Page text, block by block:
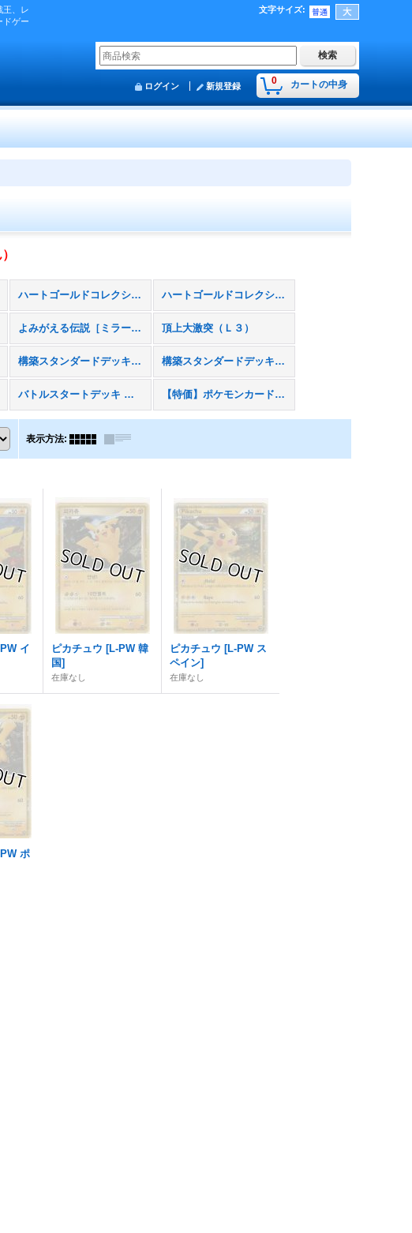
王、レ
ドゲー
文字サイズ:
0 カートの中身
ログイン 新規登録
ハートゴールドコレクション（Ｌ１） ハートゴールドコレクション［ミラー］（Ｌ１）
よみがえる伝説［ミラー］（Ｌ２） 頂上大激突（Ｌ３）
構築スタンダードデッキ「バンギラス悪」 構築スタンダードデッキ「ハガネール鋼」
バトルスタートデッキ ライチュウ 【特価】ポケモンカードゲームLEGEND
表示方法:
イ
ピカチュウ [L-PW 韓
国]
在庫なし
ピカチュウ [L-PW ス
ペイン]
在庫なし
ポ